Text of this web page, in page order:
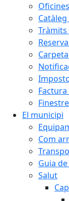
El municipi
Com
Guia
Salut